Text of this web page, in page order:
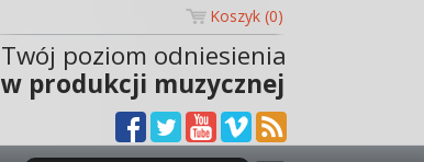
Koszyk (0)
Twój poziom odniesienia
w produkcji muzycznej